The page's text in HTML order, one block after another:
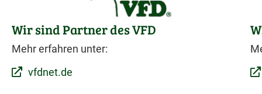
Wir sind Partner des VFD
Mehr erfahren unter:
vfdnet.de